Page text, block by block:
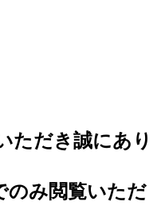
ただき誠にあり
のみ閲覧いただ